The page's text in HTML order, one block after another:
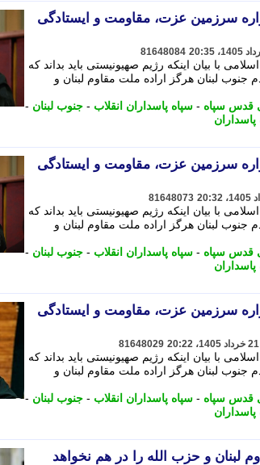
سرزمین عزت، مقاومت و ایستادگی
81648084
با بیان اینکه رژیم صهیونیستی باید بداند که
جنوب لبنان هرگز اراده ملت مقاوم لبنان و
قدس سپاه - سپاه پاسداران انقلاب - جنوب لبنان -
پاسداران
سرزمین عزت، مقاومت و ایستادگی
81648073
با بیان اینکه رژیم صهیونیستی باید بداند که
جنوب لبنان هرگز اراده ملت مقاوم لبنان و
قدس سپاه - سپاه پاسداران انقلاب - جنوب لبنان -
پاسداران
سرزمین عزت، مقاومت و ایستادگی
81648029
با بیان اینکه رژیم صهیونیستی باید بداند که
جنوب لبنان هرگز اراده ملت مقاوم لبنان و
قدس سپاه - سپاه پاسداران انقلاب - جنوب لبنان -
پاسداران
لبنان و حزب الله را در هم نخواهد